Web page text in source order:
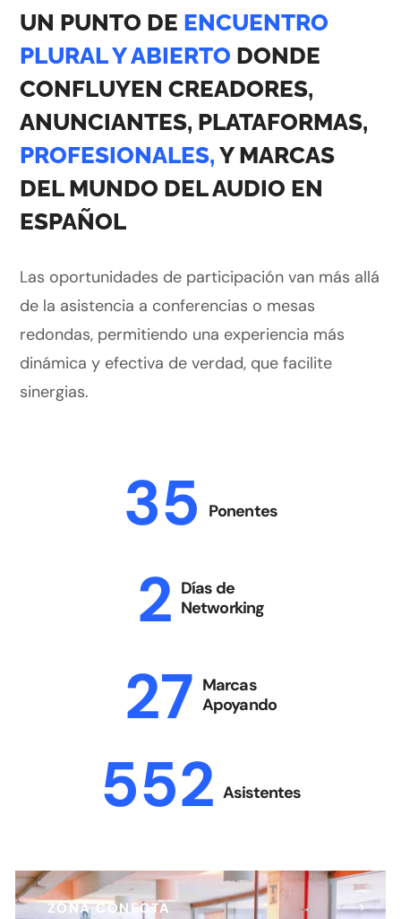
UN PUNTO DE ENCUENTRO
PLURAL Y ABIERTO DONDE
CONFLUYEN CREADORES,
ANUNCIANTES, PLATAFORMAS,
PROFESIONALES, Y MARCAS
DEL MUNDO DEL AUDIO EN
ESPAÑOL
Las oportunidades de participación van más allá
de la asistencia a conferencias o mesas
redondas, permitiendo una experiencia más
dinámica y efectiva de verdad, que facilite
sinergias.
35 Ponentes
2 Días de
Networking
27 Marcas
Apoyando
552 Asistentes
ZONA CONECTA